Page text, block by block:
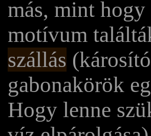
más, mint
motívum
szállás
gabonakörök
Hogy lenne